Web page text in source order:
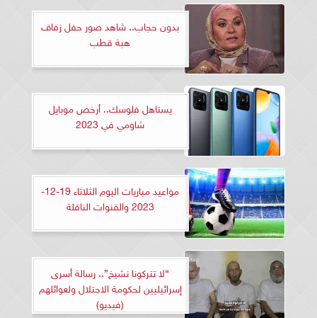
بدون حجاب.. شاهد صور حفل زفاف
هبة قطب
يستاهل فلوسك.. أرخص موبايل
شاومي في 2023
مواعيد مباريات اليوم الثلاثاء 19-12-
2023 والقنوات الناقلة
“لا تتركونا نشيخ”.. رسالة أسرى
إسرائيليين لحكومة الاحتلال ولعوائلهم
(فيديو)